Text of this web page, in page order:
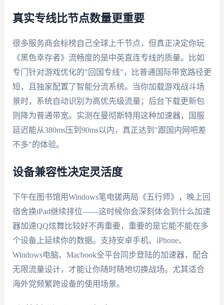
真实专线比节点数量更重要
很多服务商会标榜自己全球上千节点，但真正决定你玩
《黑色幸存者》流畅度的是中英直连专线的质量。比如
专门针对游戏优化的"回国专线"，比普通国际带宽路径更
短，且独家配置了智能分流系统。当你加载游戏战斗场
景时，系统自动识别为高优先级流量；后台下载更新包
则降为普通带宽。实测在曼彻斯特用这种加速器，国服
延迟能从380ms压到90ms以内，真正达到"跟国内网吧差
不多"的体验。
设备兼容性决定灵活度
下午在图书馆用Windows笔电搓两局《五行师》，晚上回
宿舍换iPad继续排位——这时候你会深刻体会到什么加速
器加速QQ炫舞比较好不再重要，重要的是它能不能在多
个设备上延续你的数据。支持安卓手机、iPhone、
Windows电脑、Macbook全平台同步登陆的加速器，配合
无限流量设计，才能让你随时随地切换战场。尤其适合
海外党频繁跨设备的使用场景。